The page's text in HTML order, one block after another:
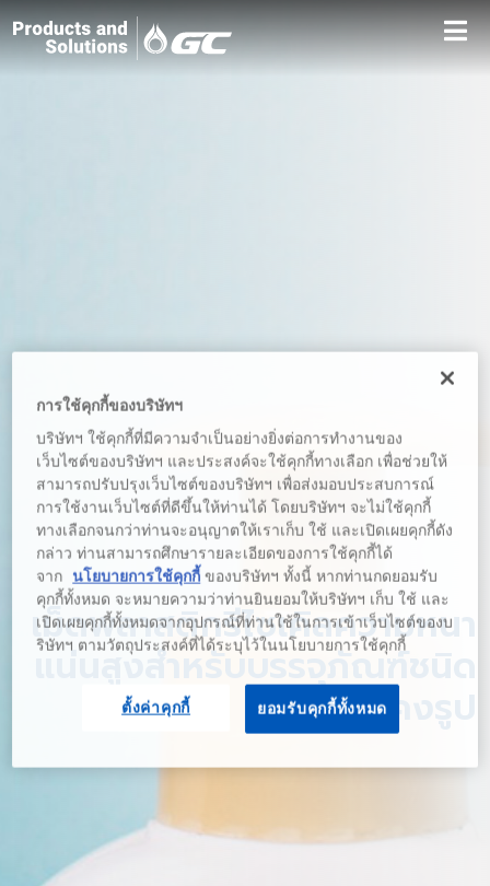
เม็ดพลาสติกรีไซเคิลความหนา
แน่นสูงสำหรับบรรจุภัณฑ์ชนิด
การใช้คุกกี้ของบริษัทฯ
บริษัทฯ ใช้คุกกี้ที่มีความจำเป็นอย่างยิ่งต่อการทำงานของ
เว็บไซต์ของบริษัทฯ และประสงค์จะใช้คุกกี้ทางเลือก เพื่อช่วยให้
สามารถปรับปรุงเว็บไซต์ของบริษัทฯ เพื่อส่งมอบประสบการณ์
การใช้งานเว็บไซต์ที่ดีขึ้นให้ท่านได้ โดยบริษัทฯ จะไม่ใช้คุกกี้
ทางเลือกจนกว่าท่านจะอนุญาตให้เราเก็บ ใช้ และเปิดเผยคุกกี้ดัง
กล่าว ท่านสามารถศึกษารายละเอียดของการใช้คุกกี้ได้
จาก นโยบายการใช้คุกกี้ ของบริษัทฯ ทั้งนี้ หากท่านกดยอมรับ
คุกกี้ทั้งหมด จะหมายความว่าท่านยินยอมให้บริษัทฯ เก็บ ใช้ และ
เปิดเผยคุกกี้ทั้งหมดจากอุปกรณ์ที่ท่านใช้ในการเข้าเว็บไซต์ของบ
ริษัทฯ ตามวัตถุประสงค์ที่ได้ระบุไว้ในนโยบายการใช้คุกกี้
ยอมรับคุกกี้ทั้งหมด
ตั้งค่าคุกกี้